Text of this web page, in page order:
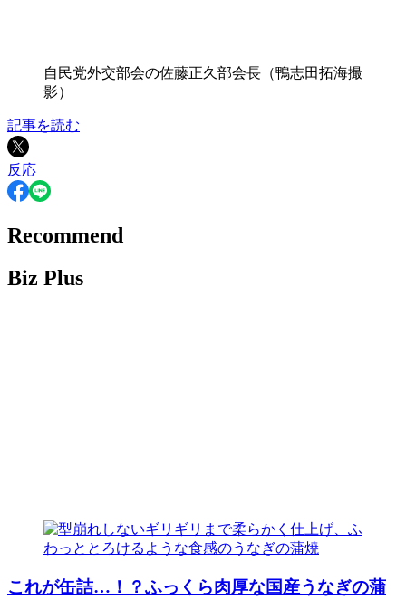
自民党外交部会の佐藤正久部会長（鴨志田拓海撮
影）
記事を読む
反応
Recommend
Biz Plus
これが缶詰…！？ふっくら肉厚な国産うなぎの蒲